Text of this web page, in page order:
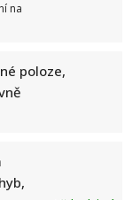
na
poloze,